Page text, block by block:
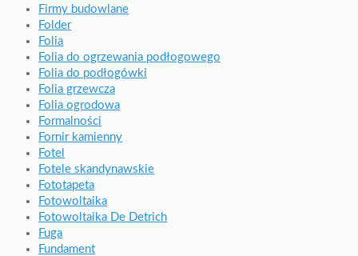
Firmy budowlane
Folder
Folia
Folia do ogrzewania podłogowego
Folia do podłogówki
Folia grzewcza
Folia ogrodowa
Formalności
Fornir kamienny
Fotel
Fotele skandynawskie
Fototapeta
Fotowoltaika
Fotowoltaika De Detrich
Fuga
Fundament